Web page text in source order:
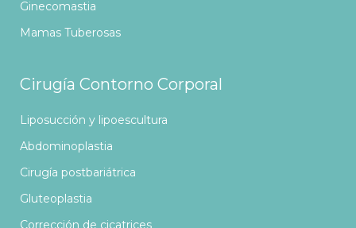
Ginecomastia
Mamas Tuberosas
Cirugía Contorno Corporal
Liposucción y lipoescultura
Abdominoplastia
Cirugía postbariátrica
Gluteoplastia
Corrección de cicatrices